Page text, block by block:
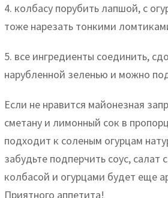
4. колбасу порубить лапшой, с
тоже нарезать тонкими
5. все ингредиенты соединить,
нарубленной зеленью и можно
Если не нравится майонезная
сметану и лимонный сок в
подходит к соленым огурцам
забудьте подперчить соус, салат
колбасой и огурцами будет еще
Приятного аппетита!